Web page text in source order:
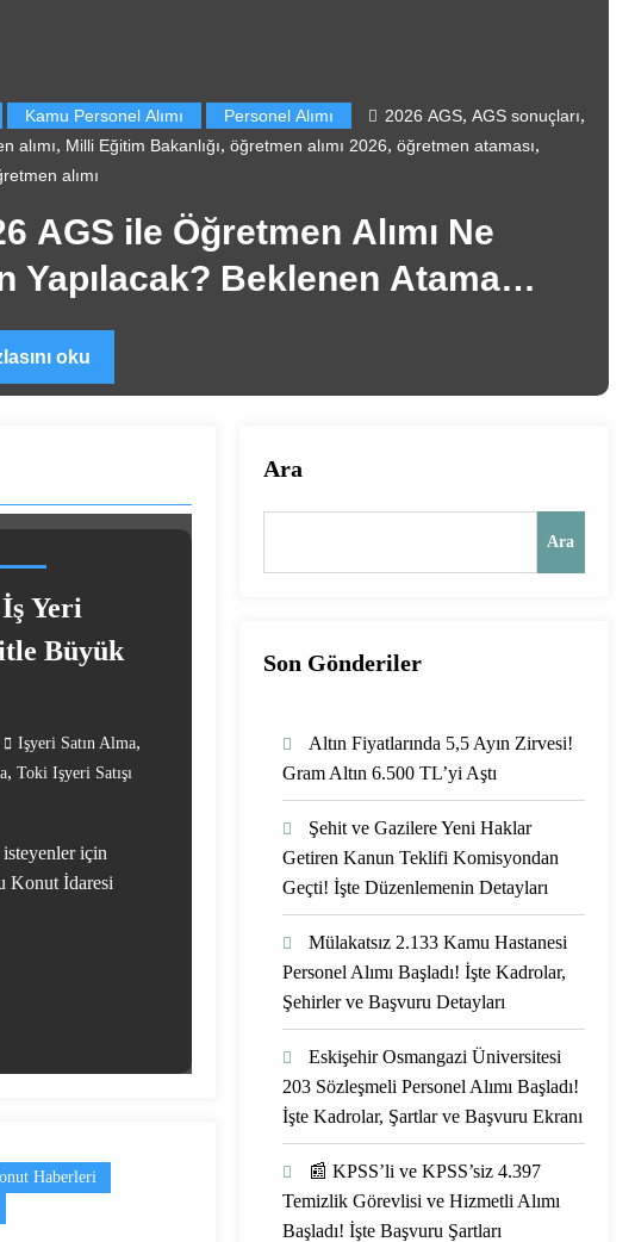
Alımı 2026 AGS AGS sonuçları,
alımı 2026,öğretmen ataması,
Alımı Ne
Atama
Alımı
2026 Personel
alımı,Milli Eğitim Bakanlığı
📰 Okullara
Alımı
Yeri
Büyük
Işyeri Satın Alma,
, Toki Işyeri Satışı
için
Konut İdaresi
Haberleri
Ara
Ara
Son Gönderiler
Altın Fiyatlarında 5,5 Ayın Zirvesi!
Gram Altın 6.500 TL’yi Aştı
Şehit ve Gazilere Yeni Haklar
Getiren Kanun Teklifi Komisyondan
Geçti! İşte Düzenlemenin Detayları
Mülakatsız 2.133 Kamu Hastanesi
Personel Alımı Başladı! İşte Kadrolar,
Şehirler ve Başvuru Detayları
Eskişehir Osmangazi Üniversitesi
203 Sözleşmeli Personel Alımı Başladı!
İşte Kadrolar, Şartlar ve Başvuru Ekranı
📰 KPSS’li ve KPSS’siz 4.397
Temizlik Görevlisi ve Hizmetli Alımı
Başladı! İşte Başvuru Şartları